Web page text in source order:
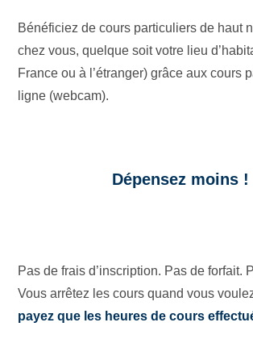
Bénéficiez de cours particuliers de haut
chez vous, quelque soit votre lieu
France ou à l’étranger) grâce aux cours
ligne (webcam).
Dépensez moins !
Pas de frais d’inscription. Pas de forfait.
Vous arrêtez les cours quand vous
payez que les heures de cours